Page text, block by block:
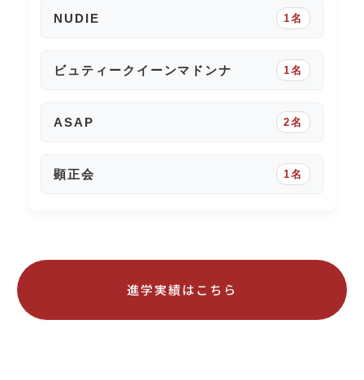
NUDIE 1名
ビュティークイーンマドンナ 1名
ASAP 2名
顕正会 1名
進学実績はこちら